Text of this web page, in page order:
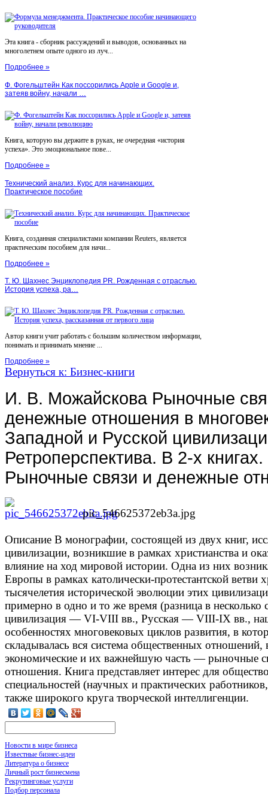
Эта книга - сборник рассуждений и выводов, основанных на
многолетнем опыте одного из луч...
Подробнее »
Ф. Фогельштейн Как поссорились Apple и Google и,
затеяв войну, начали …
Книга, которую вы держите в руках, не очередная «история
успеха». Это эмоциональное пове...
Подробнее »
Технический анализ. Курс для начинающих.
Практическое пособие
Книга, созданная специалистами компании Reuters, является
практическим пособием для начи...
Подробнее »
Т. Ю. Шахнес Энциклопедия PR. Рожденная с отраслью.
История успеха, ра…
Автор книги учит работать с большим количеством информации,
понимать и принимать мнение ...
Подробнее »
Вернуться к: Бизнес-книги
И. В. Можайскова Рыночные
денежные отношения в
Западной и Русской
Ретроперспектива. В 2-х
Рыночные связи и денежные
pic_546625372eb3a.jpg
Описание В монографии, состоящей из двух книг,
цивилизации, возникшие в рамках христианства и
влияние на ход мировой истории. Одна из них
Европы в рамках католически-протестантской ветви
тысячелетия исторической эволюции этих
примерно в одно и то же время (разница в несколько
цивилизация — VI-VIII вв., Русская — VIII-IX вв.,
особенностях многовековых циклов развития, в
складывалась вся система общественных отношений,
экономические и их важнейшую часть — рыночные
отношения. Книга представляет интерес для
специальностей (научных и практических
также широкого круга творческой интеллигенции.
Новости в мире бизнеса
Известные бизнес-идеи
Литература о бизнесе
Личный рост бизнесмена
Рекрутинговые услуги
Подбор персонала